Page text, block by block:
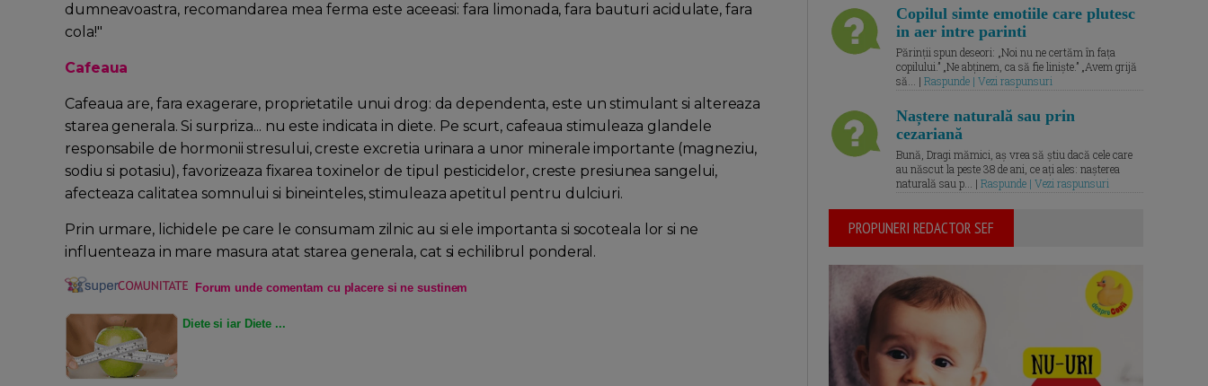
dumneavoastra, recomandarea mea ferma este aceeasi: fara limonada, fara bauturi acidulate, fara
cola!"
Cafeaua
Cafeaua are, fara exagerare, proprietatile unui drog: da dependenta, este un stimulant si altereaza
starea generala. Si surpriza... nu este indicata in diete. Pe scurt, cafeaua stimuleaza glandele
responsabile de hormonii stresului, creste excretia urinara a unor minerale importante (magneziu,
sodiu si potasiu), favorizeaza fixarea toxinelor de tipul pesticidelor, creste presiunea sangelui,
afecteaza calitatea somnului si bineinteles, stimuleaza apetitul pentru dulciuri.
Prin urmare, lichidele pe care le consumam zilnic au si ele importanta si socoteala lor si ne
influenteaza in mare masura atat starea generala, cat si echilibrul ponderal.
Forum unde comentam cu placere si ne sustinem
Diete si iar Diete ...
Copilul simte emotiile care plutesc
in aer intre parinti
Părinții spun deseori: „Noi nu ne certăm în fața
copilului.” „Ne abținem, ca să fie liniște.” „Avem grijă
să... | Raspunde | Vezi raspunsuri
Naștere naturală sau prin
cezariană
Bună, Dragi mămici, aș vrea să știu dacă cele care
au născut la peste 38 de ani, ce ați ales: nașterea
naturală sau p... | Raspunde | Vezi raspunsuri
PROPUNERI REDACTOR SEF